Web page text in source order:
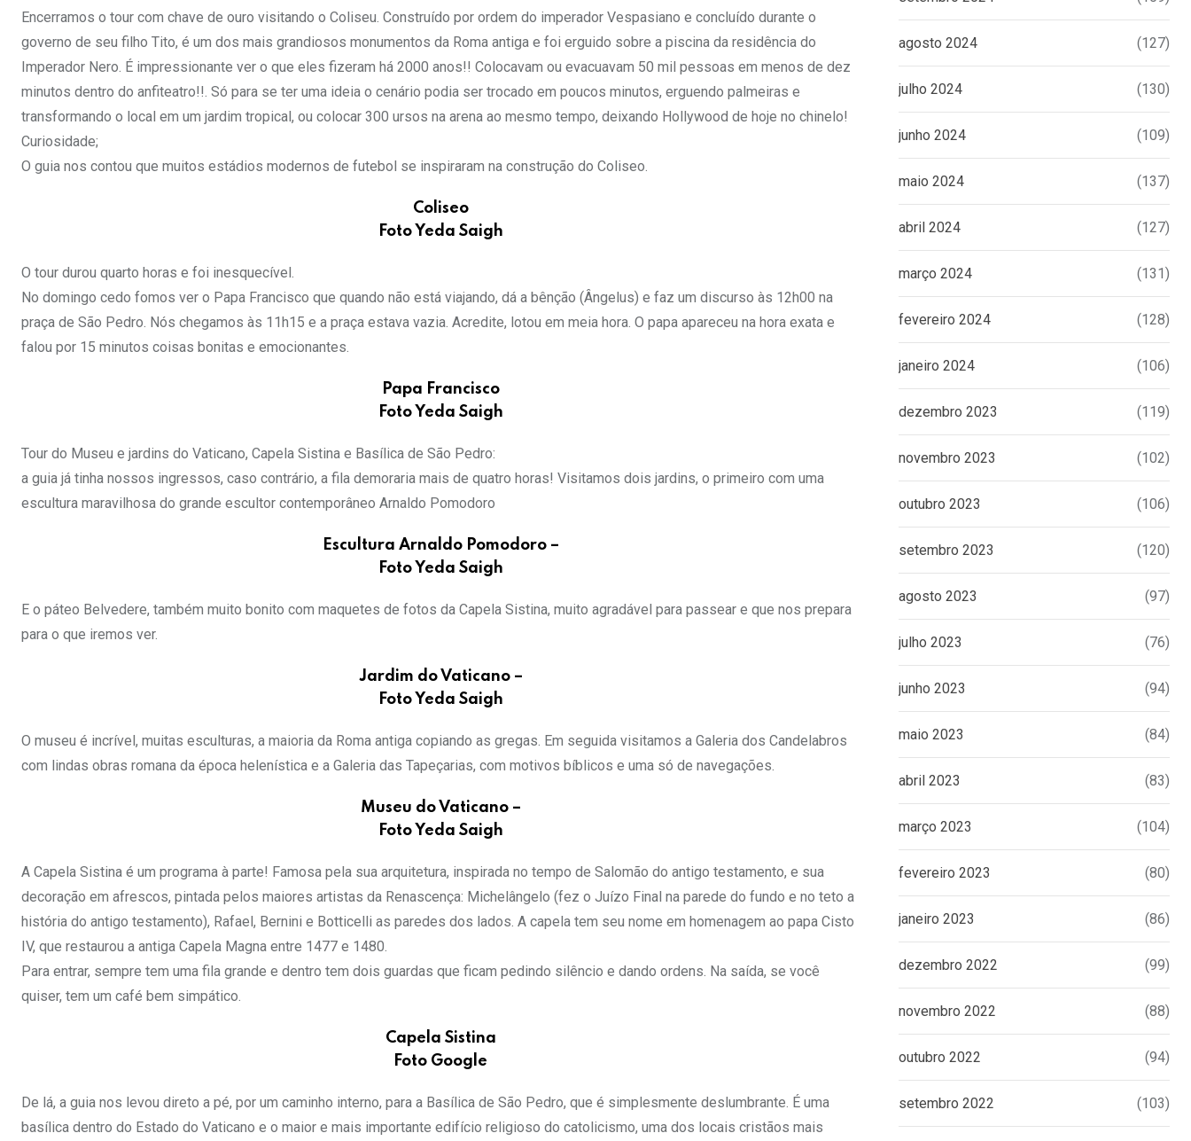
Encerramos o tour com chave de ouro visitando o Coliseu. Construído por ordem do imperador Vespasiano e concluído durante o
governo de seu filho Tito, é um dos mais grandiosos monumentos da Roma antiga e foi erguido sobre a piscina da residência do
Imperador Nero. É impressionante ver o que eles fizeram há 2000 anos!! Colocavam ou evacuavam 50 mil pessoas em menos de dez
minutos dentro do anfiteatro!!. Só para se ter uma ideia o cenário podia ser trocado em poucos minutos, erguendo palmeiras e
transformando o local em um jardim tropical, ou colocar 300 ursos na arena ao mesmo tempo, deixando Hollywood de hoje no chinelo!
Curiosidade;
O guia nos contou que muitos estádios modernos de futebol se inspiraram na construção do Coliseo.
Coliseo
Foto Yeda Saigh
O tour durou quarto horas e foi inesquecível.
No domingo cedo fomos ver o Papa Francisco que quando não está viajando, dá a bênção (Ângelus) e faz um discurso às 12h00 na
praça de São Pedro. Nós chegamos às 11h15 e a praça estava vazia. Acredite, lotou em meia hora. O papa apareceu na hora exata e
falou por 15 minutos coisas bonitas e emocionantes.
Papa Francisco
Foto Yeda Saigh
Tour do Museu e jardins do Vaticano, Capela Sistina e Basílica de São Pedro:
a guia já tinha nossos ingressos, caso contrário, a fila demoraria mais de quatro horas! Visitamos dois jardins, o primeiro com uma
escultura maravilhosa do grande escultor contemporâneo Arnaldo Pomodoro
Escultura Arnaldo Pomodoro –
Foto Yeda Saigh
E o páteo Belvedere, também muito bonito com maquetes de fotos da Capela Sistina, muito agradável para passear e que nos prepara
para o que iremos ver.
Jardim do Vaticano –
Foto Yeda Saigh
O museu é incrível, muitas esculturas, a maioria da Roma antiga copiando as gregas. Em seguida visitamos a Galeria dos Candelabros
com lindas obras romana da época helenística e a Galeria das Tapeçarias, com motivos bíblicos e uma só de navegações.
Museu do Vaticano –
Foto Yeda Saigh
A Capela Sistina é um programa à parte! Famosa pela sua arquitetura, inspirada no tempo de Salomão do antigo testamento, e sua
decoração em afrescos, pintada pelos maiores artistas da Renascença: Michelângelo (fez o Juízo Final na parede do fundo e no teto a
história do antigo testamento), Rafael, Bernini e Botticelli as paredes dos lados. A capela tem seu nome em homenagem ao papa Cisto
IV, que restaurou a antiga Capela Magna entre 1477 e 1480.
Para entrar, sempre tem uma fila grande e dentro tem dois guardas que ficam pedindo silêncio e dando ordens. Na saída, se você
quiser, tem um café bem simpático.
Capela Sistina
Foto Google
De lá, a guia nos levou direto a pé, por um caminho interno, para a Basílica de São Pedro, que é simplesmente deslumbrante. É uma
basílica dentro do Estado do Vaticano e o maior e mais importante edifício religioso do catolicismo, uma dos locais cristãos mais
agosto 2024 (127)
julho 2024 (130)
junho 2024 (109)
maio 2024 (137)
abril 2024 (127)
março 2024 (131)
fevereiro 2024 (128)
janeiro 2024 (106)
dezembro 2023 (119)
novembro 2023 (102)
outubro 2023 (106)
setembro 2023 (120)
agosto 2023 (97)
julho 2023 (76)
junho 2023 (94)
maio 2023 (84)
abril 2023 (83)
março 2023 (104)
fevereiro 2023 (80)
janeiro 2023 (86)
dezembro 2022 (99)
novembro 2022 (88)
outubro 2022 (94)
setembro 2022 (103)